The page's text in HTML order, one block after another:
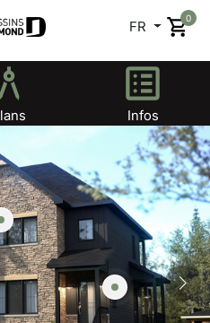
FR
0
Infos